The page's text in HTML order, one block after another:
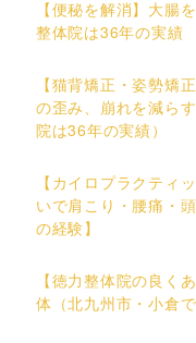
【便秘を解消】大腸
整体院は36年の実績
【猫背矯正・姿勢矯
の歪み、崩れを減ら
院は36年の実績）
【カイロプラクティ
いで肩こり・腰痛・
の経験】
【徳力整体院の良く
体（北九州市・小倉